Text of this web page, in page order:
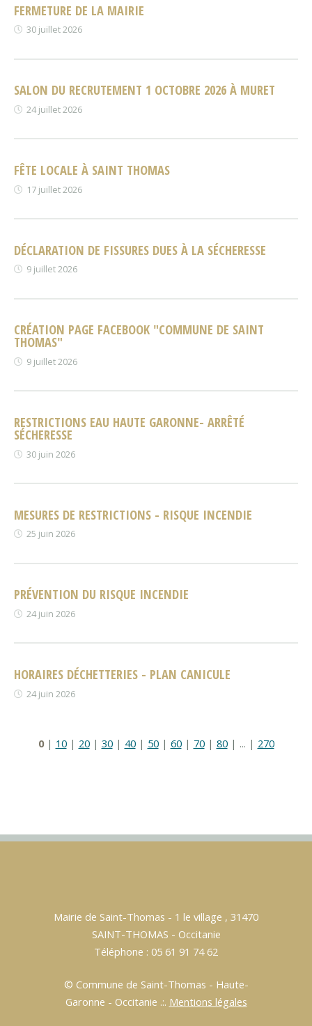
FERMETURE DE LA MAIRIE
30 juillet 2026
SALON DU RECRUTEMENT 1 OCTOBRE 2026 À MURET
24 juillet 2026
FÊTE LOCALE À SAINT THOMAS
17 juillet 2026
DÉCLARATION DE FISSURES DUES À LA SÉCHERESSE
9 juillet 2026
CRÉATION PAGE FACEBOOK "COMMUNE DE SAINT
THOMAS"
9 juillet 2026
RESTRICTIONS EAU HAUTE GARONNE- ARRÊTÉ
SÉCHERESSE
30 juin 2026
MESURES DE RESTRICTIONS - RISQUE INCENDIE
25 juin 2026
PRÉVENTION DU RISQUE INCENDIE
24 juin 2026
HORAIRES DÉCHETTERIES - PLAN CANICULE
24 juin 2026
0| 10| 20| 30| 40| 50| 60| 70| 80| ... | 270
Mairie de Saint-Thomas - 1 le village , 31470
SAINT-THOMAS - Occitanie
Téléphone : 05 61 91 74 62
© Commune de Saint-Thomas - Haute-
Garonne - Occitanie .:. Mentions légales